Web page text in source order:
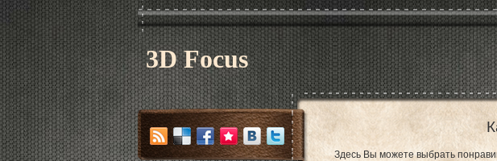
3D Focus
Здесь Вы можете выбрать